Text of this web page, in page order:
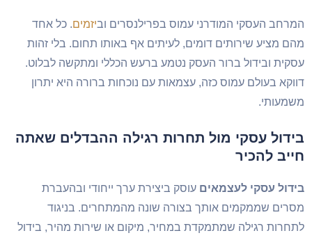
המרחב העסקי המודרני עמוס בפרילנסרים וביזמים. כל אחד
מהם מציע שירותים דומים, לעיתים אף באותו תחום. בלי זהות
עסקית ובידול ברור העסק נטמע ברעש הכללי ומתקשה לבלוט.
דווקא בעולם עמוס כזה, עצמאות עם נוכחות ברורה היא יתרון
משמעותי.
בידול עסקי מול תחרות רגילה ההבדלים שאתה
חייב להכיר
בידול עסקי לעצמאים עוסק ביצירת ערך ייחודי ובהעברת
מסרים שממקמים אותך בצורה שונה מהמתחרים. בניגוד
לתחרות רגילה שמתמקדת במחיר, מיקום או שירות מהיר, בידול